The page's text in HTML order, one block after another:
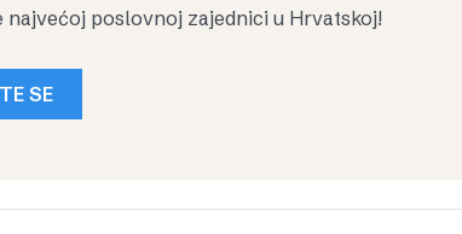
najvećoj poslovnoj zajednici u Hrvatskoj!
SE